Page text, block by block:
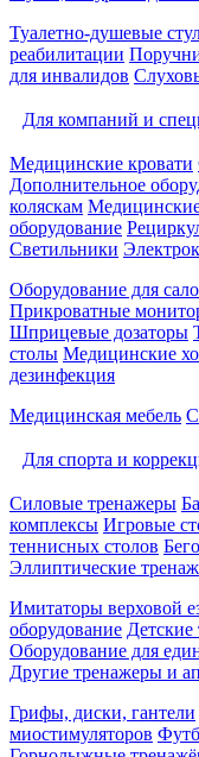
Туалетно-душевые
реабилитации
для инвалидов
Для компаний и
Медицинские кровати
Дополнительное
коляскам
оборудование
Светильники
Оборудование для
Прикроватные
Шприцевые дозаторы
столы Медицинские
дезинфекция
Медицинская мебель
Для спорта и
Силовые тренажеры
комплексы Игровые
теннисных столов
Эллиптические
Имитаторы верховой
оборудование
Оборудование для
Другие тренажеры и
Грифы, диски, гантели
миостимуляторов